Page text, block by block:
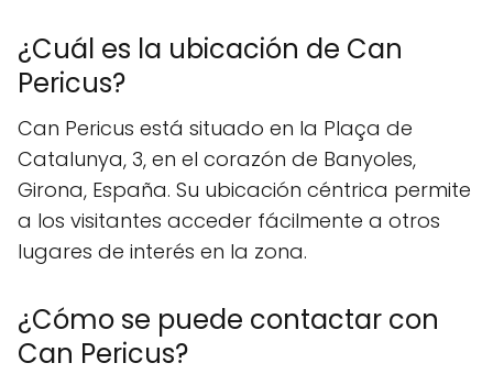
¿Cuál es la ubicación de Can
Pericus?
Can Pericus está situado en la Plaça de
Catalunya, 3, en el corazón de Banyoles,
Girona, España. Su ubicación céntrica permite
a los visitantes acceder fácilmente a otros
lugares de interés en la zona.
¿Cómo se puede contactar con
Can Pericus?